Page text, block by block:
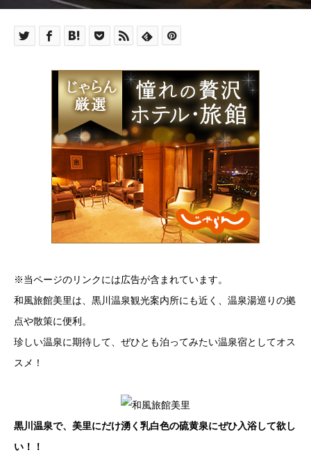
※当ページのリンクには広告が含まれています。
和風旅館美里は、黒川温泉観光案内所にも近く、温泉湯巡りの拠
点や散策に便利。
珍しい温泉に期待して、ぜひとも泊ってみたい温泉宿としてオス
スメ！
黒川温泉で、美里にだけ湧く乳白色の硫黄泉にぜひ入浴して欲し
い！！